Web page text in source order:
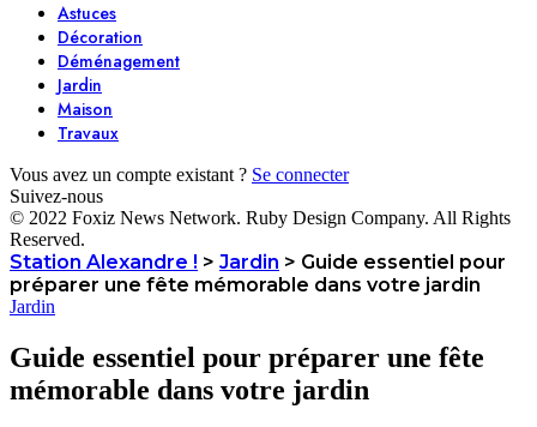
Astuces
Décoration
Déménagement
Jardin
Maison
Travaux
Vous avez un compte existant ? Se connecter
Suivez-nous
© 2022 Foxiz News Network. Ruby Design Company. All Rights
Reserved.
Station Alexandre ! > Jardin > Guide essentiel pour
préparer une fête mémorable dans votre jardin
Jardin
Guide essentiel pour préparer une fête
mémorable dans votre jardin